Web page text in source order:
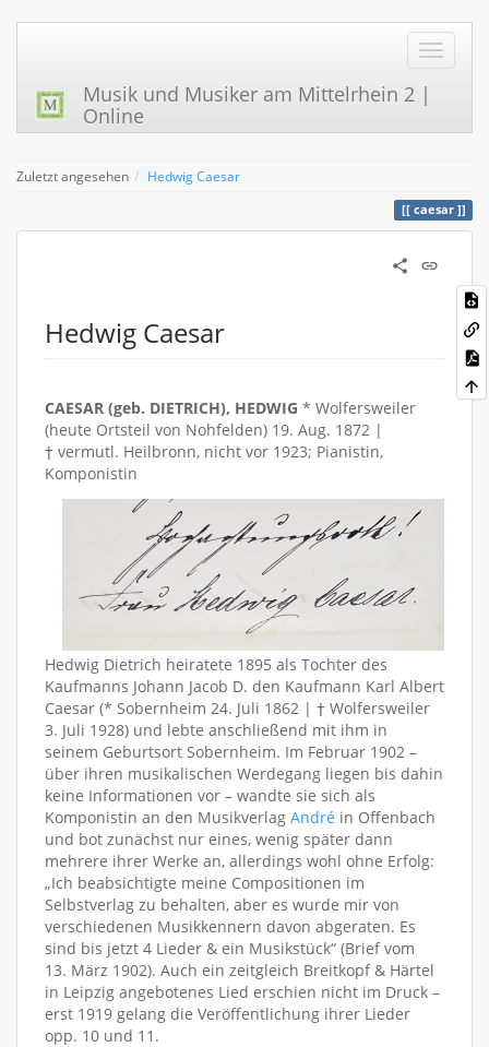
Musik und Musiker am Mittelrhein 2 |
Online
Zuletzt angesehen Hedwig Caesar
caesar
Hedwig Caesar
CAESAR (geb. DIETRICH), HEDWIG * Wolfersweiler
(heute Ortsteil von Nohfelden) 19. Aug. 1872 |
† vermutl. Heilbronn, nicht vor 1923; Pianistin,
Komponistin
Hedwig Dietrich heiratete 1895 als Tochter des
Kaufmanns Johann Jacob D. den Kaufmann Karl Albert
Caesar (* Sobernheim 24. Juli 1862 | † Wolfersweiler
3. Juli 1928) und lebte anschließend mit ihm in
seinem Geburtsort Sobernheim. Im Februar 1902 –
über ihren musikalischen Werdegang liegen bis dahin
keine Informationen vor – wandte sie sich als
Komponistin an den Musikverlag André in Offenbach
und bot zunächst nur eines, wenig später dann
mehrere ihrer Werke an, allerdings wohl ohne Erfolg:
„Ich beabsichtigte meine Compositionen im
Selbstverlag zu behalten, aber es wurde mir von
verschiedenen Musikkennern davon abgeraten. Es
sind bis jetzt 4 Lieder & ein Musikstück“ (Brief vom
13. März 1902). Auch ein zeitgleich Breitkopf & Härtel
in Leipzig angebotenes Lied erschien nicht im Druck –
erst 1919 gelang die Veröffentlichung ihrer Lieder
opp. 10 und 11.